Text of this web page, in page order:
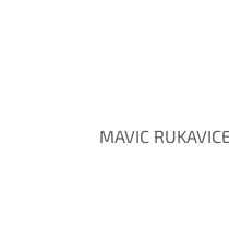
MAVIC